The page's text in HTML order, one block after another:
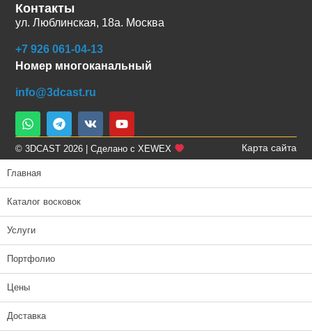
Контакты
ул. Люблинская, 18а. Москва
+7 926 061-04-13
Номер многоканальный
info@3dcast.ru
© 3DCAST 2026 | Сделано с XEWEX Карта сайта
Главная
Каталог восковок
Услуги
Портфолио
Цены
Доставка